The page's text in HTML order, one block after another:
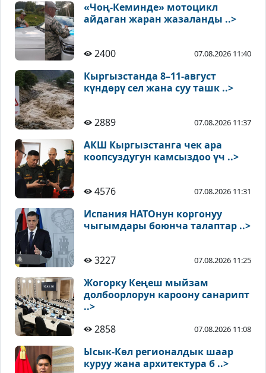
«Чоң-Кеминде» мотоцикл
айдаган жаран жазаланды ..>
2400 07.08.2026 11:40
Кыргызстанда 8–11-август
күндөрү сел жана суу ташк ..>
2889 07.08.2026 11:37
АКШ Кыргызстанга чек ара
коопсуздугун камсыздоо үч ..>
4576 07.08.2026 11:31
Испания НАТОнун коргонуу
чыгымдары боюнча талаптар ..>
3227 07.08.2026 11:25
Жогорку Кеңеш мыйзам
долбоорлорун кароону санарипт
..>
2858
07.08.2026 11:08
Ысык-Көл регионалдык шаар
куруу жана архитектура б ..>